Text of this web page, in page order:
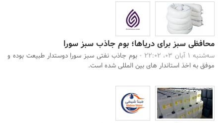
محافظی سبز برای دریاها؛ بوم جاذب سبز سورا
سه‌شنبه 1 آبان 03، 22:02 -
بوم جاذب نفتی سبز سورا دوستدار طبیعت بوده و
موفق به اخذ استاندار های بین المللی شده است.